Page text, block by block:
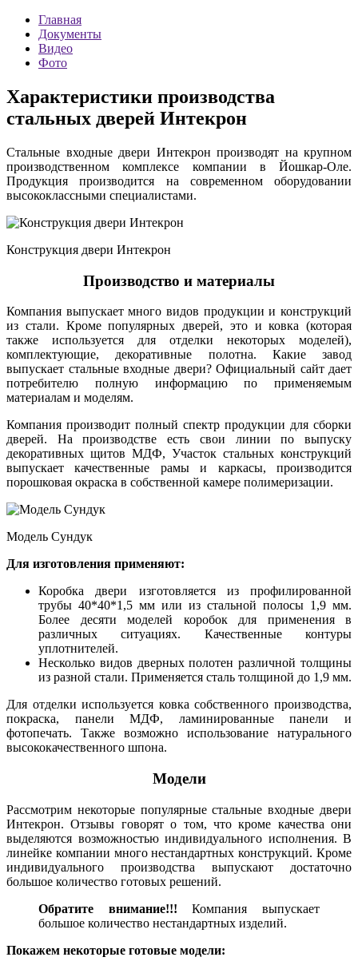
Главная
Документы
Видео
Фото
Характеристики производства
стальных дверей Интекрон
Стальные входные двери Интекрон производят на крупном
производственном комплексе компании в Йошкар-Оле.
Продукция производится на современном оборудовании
высококлассными специалистами.
Конструкция двери Интекрон
Производство и материалы
Компания выпускает много видов продукции и конструкций
из стали. Кроме популярных дверей, это и ковка (которая
также используется для отделки некоторых моделей),
комплектующие, декоративные полотна. Какие завод
выпускает стальные входные двери? Официальный сайт дает
потребителю полную информацию по применяемым
материалам и моделям.
Компания производит полный спектр продукции для сборки
дверей. На производстве есть свои линии по выпуску
декоративных щитов МДФ, Участок стальных конструкций
выпускает качественные рамы и каркасы, производится
порошковая окраска в собственной камере полимеризации.
Модель Сундук
Для изготовления применяют:
Коробка двери изготовляется из профилированной
трубы 40*40*1,5 мм или из стальной полосы 1,9 мм.
Более десяти моделей коробок для применения в
различных ситуациях. Качественные контуры
уплотнителей.
Несколько видов дверных полотен различной толщины
из разной стали. Применяется сталь толщиной до 1,9 мм.
Для отделки используется ковка собственного производства,
покраска, панели МДФ, ламинированные панели и
фотопечать. Также возможно использование натурального
высококачественного шпона.
Модели
Рассмотрим некоторые популярные стальные входные двери
Интекрон. Отзывы говорят о том, что кроме качества они
выделяются возможностью индивидуального исполнения. В
линейке компании много нестандартных конструкций. Кроме
индивидуального производства выпускают достаточно
большое количество готовых решений.
Обратите внимание!!! Компания выпускает
большое количество нестандартных изделий.
Покажем некоторые готовые модели: